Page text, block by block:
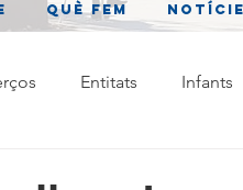
Què fem
Entitats Infants